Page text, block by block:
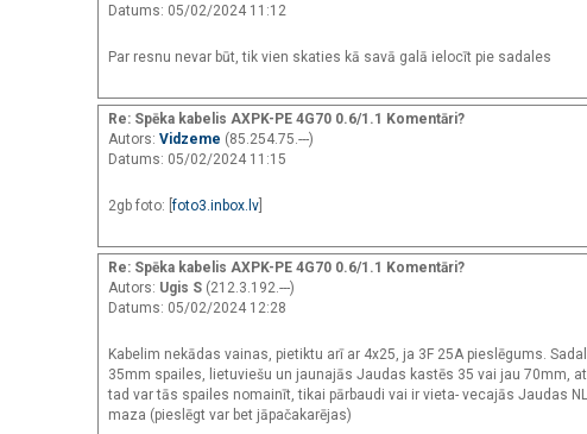
Datums: 05/02/2024 11:12
Par resnu nevar būt, tik vien skaties kā savā galā ielocīt pie sadales
Re: Spēka kabelis AXPK-PE 4G70 0.6/1.1 Komentāri?
Autors: Vidzeme (85.254.75.---)
Datums: 05/02/2024 11:15
2gb foto: [foto3.inbox.lv
Re: Spēka kabelis AXPK-PE 4G70 0.6/1.1 Komentāri?
Autors: Ugis S (212.3.192.---)
Datums: 05/02/2024 12:28
Kabelim nekādas vainas, pietiktu arī ar 4x25, ja 3F 25A pieslēgums.
35mm spailes, lietuviešu un jaunajās Jaudas kastēs 35 vai jau 70mm,
tad var tās spailes nomainīt, tikai pārbaudi vai ir vieta- vecajās Jaudas
maza (pieslēgt var bet jāpačakarējas)